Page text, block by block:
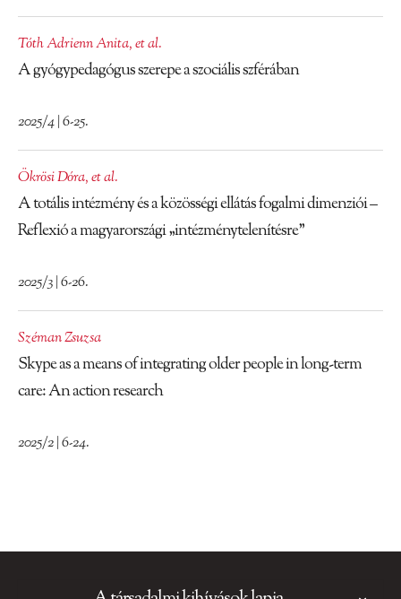
Tóth Adrienn Anita,et al.
A gyógypedagógus szerepe a szociális szférában
2025/4 | 6-25.
Ökrösi Dóra,et al.
A totális intézmény és a közösségi ellátás fogalmi dimenziói –
Reflexió a magyarországi „intézménytelenítésre”
2025/3 | 6-26.
Széman Zsuzsa
Skype as a means of integrating older people in long-term
care: An action research
2025/2 | 6-24.